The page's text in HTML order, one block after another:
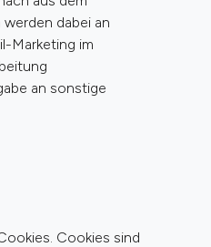
dabei an
Marketing im
an sonstige
Cookies sind